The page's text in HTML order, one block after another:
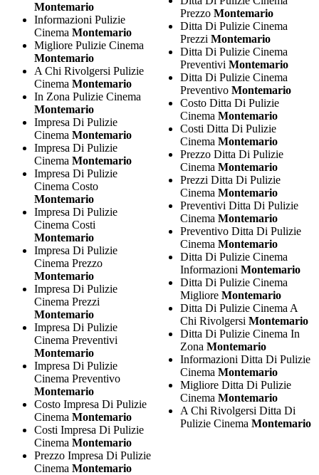
Montemario
Informazioni Pulizie
Cinema Montemario
Migliore Pulizie Cinema
Montemario
A Chi Rivolgersi Pulizie
Cinema Montemario
In Zona Pulizie Cinema
Montemario
Impresa Di Pulizie
Cinema Montemario
Impresa Di Pulizie
Cinema Montemario
Impresa Di Pulizie
Cinema Costo
Montemario
Impresa Di Pulizie
Cinema Costi
Montemario
Impresa Di Pulizie
Cinema Prezzo
Montemario
Impresa Di Pulizie
Cinema Prezzi
Montemario
Impresa Di Pulizie
Cinema Preventivi
Montemario
Impresa Di Pulizie
Cinema Preventivo
Montemario
Costo Impresa Di Pulizie
Cinema Montemario
Costi Impresa Di Pulizie
Cinema Montemario
Prezzo Impresa Di Pulizie
Cinema Montemario
PrezzoMontemario
Ditta Di Pulizie Cinema
PrezziMontemario
Ditta Di Pulizie Cinema
PreventiviMontemario
Ditta Di Pulizie Cinema
PreventivoMontemario
Costo Ditta Di Pulizie
CinemaMontemario
Costi Ditta Di Pulizie
CinemaMontemario
Prezzo Ditta Di Pulizie
CinemaMontemario
Prezzi Ditta Di Pulizie
CinemaMontemario
Preventivi Ditta Di Pulizie
CinemaMontemario
Preventivo Ditta Di Pulizie
CinemaMontemario
Ditta Di Pulizie Cinema
InformazioniMontemario
Ditta Di Pulizie Cinema
MiglioreMontemario
Ditta Di Pulizie Cinema A
Chi RivolgersiMontemario
Ditta Di Pulizie Cinema In
ZonaMontemario
Informazioni Ditta Di Pulizie
CinemaMontemario
Migliore Ditta Di Pulizie
CinemaMontemario
A Chi Rivolgersi Ditta Di
Pulizie CinemaMontemario